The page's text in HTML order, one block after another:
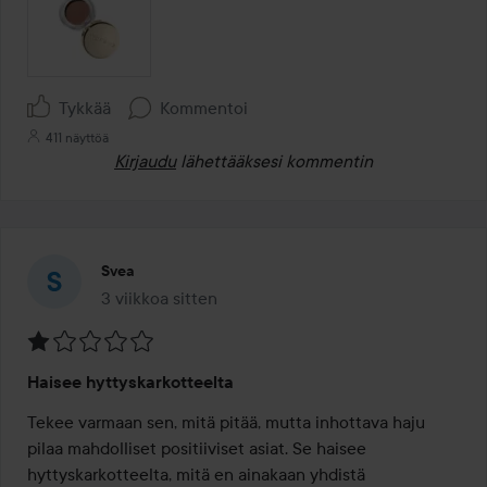
Tykkää Kommentoi
411 näyttöä
Kirjaudu lähettääksesi kommentin
Svea
3 viikkoa sitten
Viesti luotiin 3 viikkoa sitten
1
/
5
Haisee hyttyskarkotteelta
Tekee varmaan sen, mitä pitää, mutta inhottava haju
pilaa mahdolliset positiiviset asiat. Se haisee
hyttyskarkotteelta, mitä en ainakaan yhdistä